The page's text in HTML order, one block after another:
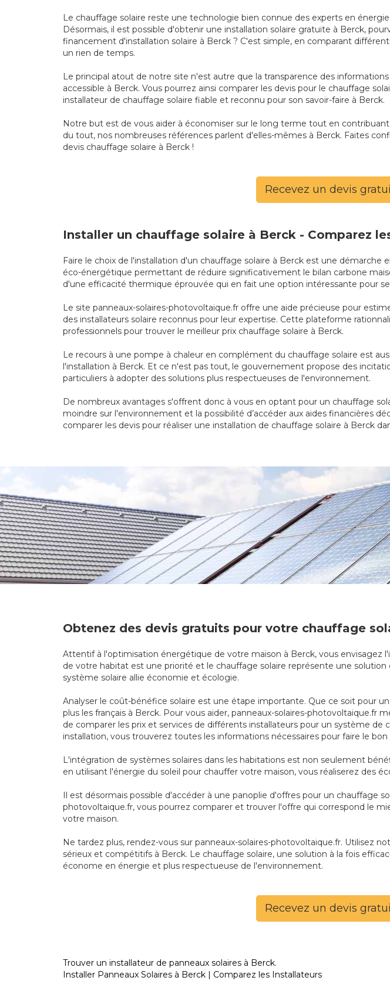
Le chauffage solaire reste une technologie bien connue des experts en
Désormais, il est possible d'obtenir une installation solaire gratuite à Berck,
financement d'installation solaire à Berck ? C'est simple, en comparant
un rien de temps.
Le principal atout de notre site n'est autre que la transparence des
accessible à Berck. Vous pourrez ainsi comparer les devis pour le chauffage
installateur de chauffage solaire fiable et reconnu pour son savoir-faire à Berck.
Notre but est de vous aider à économiser sur le long terme tout en
du tout, nos nombreuses références parlent d'elles-mêmes à Berck. Faites
devis chauffage solaire à Berck !
Recevez un devis
Installer un chauffage solaire à Berck - Comparez
Faire le choix de l'installation d'un chauffage solaire à Berck est une
éco-énergétique permettant de réduire significativement le bilan carbone
d'une efficacité thermique éprouvée qui en fait une option intéressante pour
Le site panneaux-solaires-photovoltaique.fr offre une aide précieuse pour
des installateurs solaire reconnus pour leur expertise. Cette plateforme
professionnels pour trouver le meilleur prix chauffage solaire à Berck.
Le recours à une pompe à chaleur en complément du chauffage solaire est
l'installation à Berck. Et ce n'est pas tout, le gouvernement propose des
particuliers à adopter des solutions plus respectueuses de l'environnement.
De nombreux avantages s'offrent donc à vous en optant pour un chauffage
moindre sur l'environnement et la possibilité d’accéder aux aides financières
comparer les devis pour réaliser une installation de chauffage solaire à Berck
Obtenez des devis gratuits pour votre chauffage
Attentif à l'optimisation énergétique de votre maison à Berck, vous envisagez
de votre habitat est une priorité et le chauffage solaire représente une
système solaire allie économie et écologie.
Analyser le coût-bénéfice solaire est une étape importante. Que ce soit pour
plus les français à Berck. Pour vous aider, panneaux-solaires-
de comparer les prix et services de différents installateurs pour un système
installation, vous trouverez toutes les informations nécessaires pour faire le bon
L'intégration de systèmes solaires dans les habitations est non seulement
en utilisant l'énergie du soleil pour chauffer votre maison, vous réaliserez des
Il est désormais possible d'accéder à une panoplie d'offres pour un chauffage
photovoltaique.fr, vous pourrez comparer et trouver l'offre qui correspond le
votre maison.
Ne tardez plus, rendez-vous sur panneaux-solaires-photovoltaique.fr. Utilisez
sérieux et compétitifs à Berck. Le chauffage solaire, une solution à la fois
économe en énergie et plus respectueuse de l'environnement.
Recevez un devis
Trouver un installateur de panneaux solaires à Berck.
Installer Panneaux Solaires à Berck | Comparez les Installateurs